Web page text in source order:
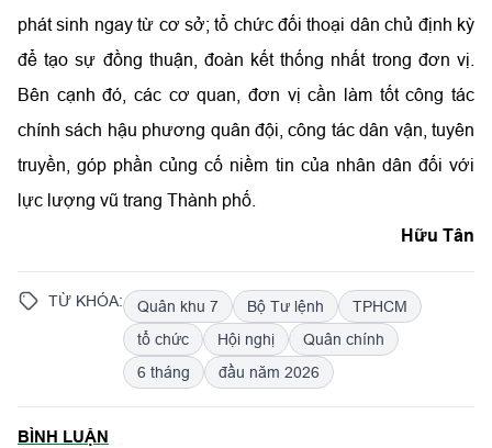
phát sinh ngay từ cơ sở; tổ chức đối thoại dân chủ định kỳ
để tạo sự đồng thuận, đoàn kết thống nhất trong đơn vị.
Bên cạnh đó, các cơ quan, đơn vị cần làm tốt công tác
chính sách hậu phương quân đội, công tác dân vận, tuyên
truyền, góp phần củng cố niềm tin của nhân dân đối với
lực lượng vũ trang Thành phố.
Hữu Tân
TỪ KHÓA: Quân khu 7 Bộ Tư lệnh
TPHCM
tổ chức
Hội nghị
Quân chính
6 tháng
đầu năm 2026
BÌNH LUẬN